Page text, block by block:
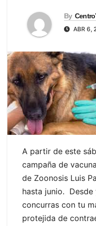
By
ABR 6,
A partir de este
campaña de
de Zoonosis Luis
hasta junio.
concurras con tu
protejida de